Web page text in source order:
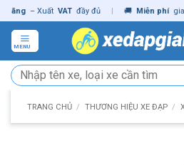
Skip
to
content
– Xuất VAT đầy đủ | 🚚 Miễn phí giao
MENU
Tìm
kiếm:
TRANG CHỦ / THƯƠNG HIỆU XE ĐẠP /